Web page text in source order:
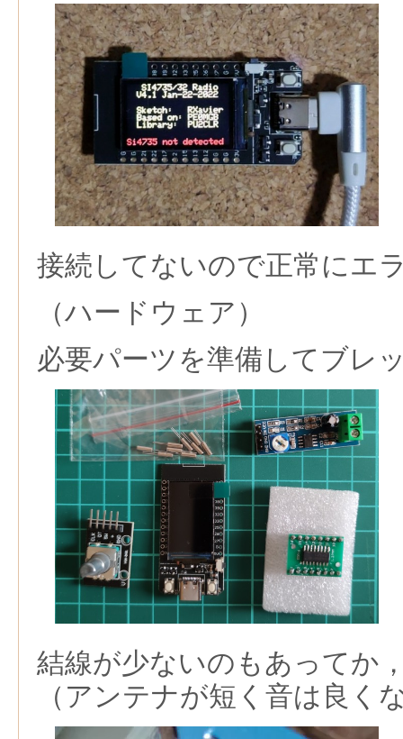
接続してないので正常にエ
（ハードウェア）
必要パーツを準備してブレ
結線が少ないのもあってか
（アンテナが短く音は良く